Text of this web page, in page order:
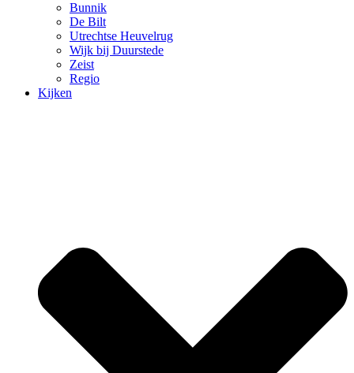
Bunnik
De Bilt
Utrechtse Heuvelrug
Wijk bij Duurstede
Zeist
Regio
Kijken